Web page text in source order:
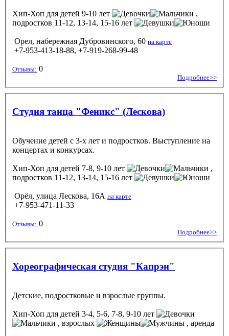
Хип-Хоп для детей 9-10 лет
,
подростков 11-12, 13-14, 15-16 лет
Орел, набережная Дубровинского, 60 на карте
+7-953-413-18-88, +7-919-268-99-48
Отзывы: 0
Подробнее>>
Студия танца "Феникс" (Лескова)
Обучение детей с 3-х лет и подростков. Выступление на
концертах и конкурсах.
Хип-Хоп для детей 7-8, 9-10 лет
,
подростков 11-12, 13-14, 15-16 лет
Орёл, улица Лескова, 16А на карте
+7-953-471-11-33
Отзывы: 0
Подробнее>>
Хореографическая студия "Капрэн"
Детские, подростковые и взрослые группы.
Хип-Хоп для детей 3-4, 5-6, 7-8, 9-10 лет
, взрослых
, аренда